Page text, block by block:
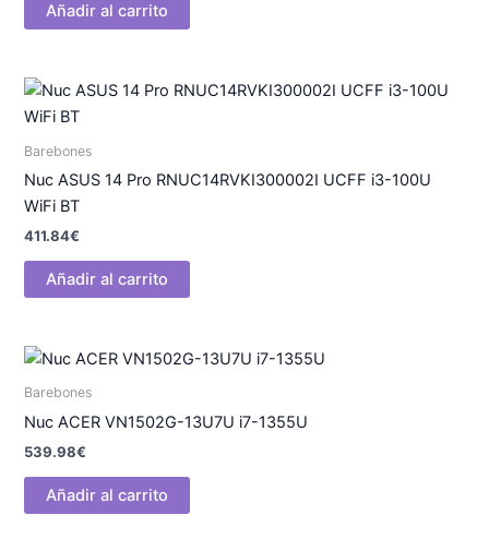
Añadir al carrito
Barebones
Nuc ASUS 14 Pro RNUC14RVKI300002I UCFF i3-100U
WiFi BT
411.84€
Añadir al carrito
Barebones
Nuc ACER VN1502G-13U7U i7-1355U
539.98€
Añadir al carrito